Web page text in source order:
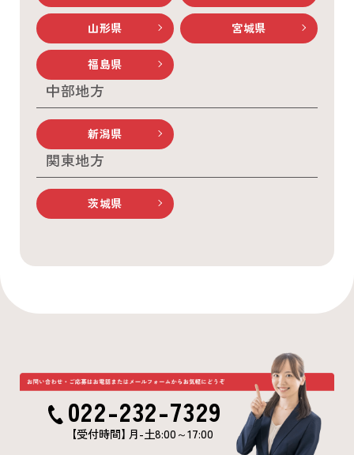
山形県 宮城県
福島県
中部地方
新潟県
関東地方
茨城県
022-232-7329
【受付時間】 月-土8:00～17:00